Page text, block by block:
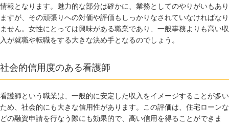
情報となります。魅力的な部分は確かに、業務としてのやりがいもあり
ますが、その頑張りへの対価や評価もしっかりなされていなければなり
ません。女性にとっては興味がある職業であり、一般事務よりも高い収
入が就職や転職をする大きな決め手となるのでしょう。
社会的信用度のある看護師
看護師という職業は、一般的に安定した収入をイメージすることが多い
ため、社会的にも大きな信用性があります。この評価は、住宅ローンな
どの融資申請を行なう際にも効果的で、高い信用を得ることができま